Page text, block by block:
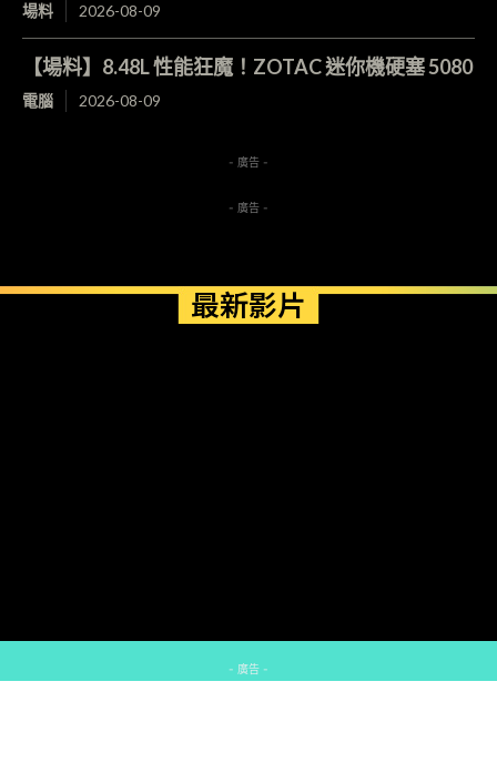
場料 2026-08-09
【場料】8.48L 性能狂魔！ZOTAC 迷你機硬塞 5080
電腦 2026-08-09
- 廣告 -
- 廣告 -
最新影片
- 廣告 -